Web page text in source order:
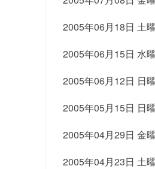
2005年06月18日 土
2005年06月15日 水
2005年06月12日 日
2005年05月15日 日
2005年04月29日 金
2005年04月23日 土